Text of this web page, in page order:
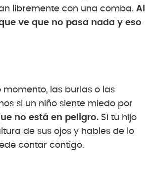
libremente con una comba. Al
ve que no pasa nada y eso
momento, las burlas o las
si un niño siente miedo por
no está en peligro. Si tu hijo
de sus ojos y hables de lo
contar contigo.